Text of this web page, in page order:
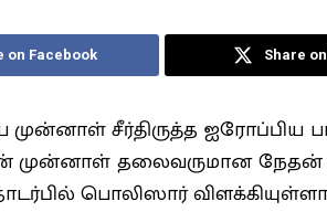
on Facebook Share
சீர்திருத்த ஐரோப்பிய
முன்னாள் தலைவருமான நேதன்
பொலிஸார்